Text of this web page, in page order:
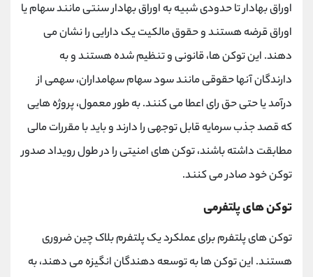
اوراق بهادار تا حدودی شبیه به اوراق بهادار سنتی مانند سهام یا
اوراق قرضه هستند و حقوق مالکیت یک دارایی را نشان می
دهند. این توکن ها، قانونی و تنظیم شده هستند و به
دارندگان آنها حقوقی مانند سود سهام سهامداران، سهمی از
درآمد یا حتی حق رای اعطا می کنند. به طور معمول، پروژه هایی
که قصد جذب سرمایه قابل توجهی را دارند و باید با مقررات مالی
مطابقت داشته باشند، توکن های امنیتی را در طول رویداد صدور
توکن خود صادر می کنند.
توکن های پلتفرمی
توکن های پلتفرم برای عملکرد یک پلتفرم بلاک چین ضروری
هستند. این توکن ها به توسعه دهندگان انگیزه می دهند، به